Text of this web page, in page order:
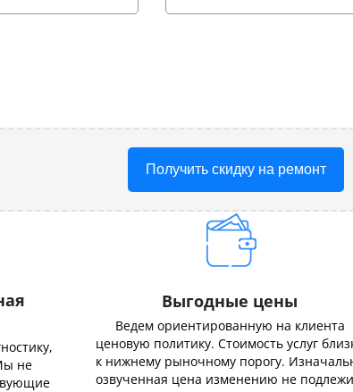
Получить скидку на ремонт
не
Выгодные цены
Ведем ориентированную на клиента
ценовую политику. Стоимость услуг
к нижнему рыночному порогу.
озвученная цена изменению не